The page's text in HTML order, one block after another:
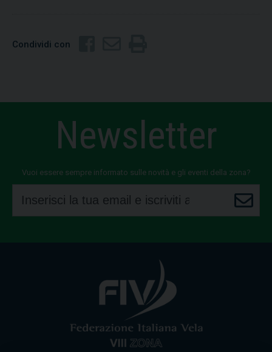
Condividi con
Newsletter
Vuoi essere sempre informato sulle novità e gli eventi della zona?